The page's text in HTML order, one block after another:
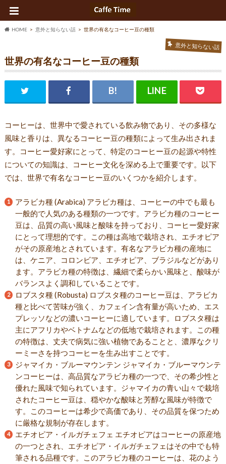
HOME 意外と知らない話 世界の有名なコーヒー豆の種類
意外と知らない話
世界の有名なコーヒー豆の種類
コーヒーは、世界中で愛されている飲み物であり、その多様な
風味と香りは、異なるコーヒー豆の種類によって生み出されま
す。コーヒー愛好家にとって、特定のコーヒー豆の起源や特性
についての知識は、コーヒー文化を深める上で重要です。以下
では、世界で有名なコーヒー豆のいくつかを紹介します。
アラビカ種 (Arabica) アラビカ種は、コーヒーの中でも最も
一般的で人気のある種類の一つです。アラビカ種のコーヒー
豆は、品質の高い風味と酸味を持っており、コーヒー愛好家
にとって理想的です。この種は高地で栽培され、エチオピア
がその原産地とされています。有名なアラビカ種の産地に
は、ケニア、コロンビア、エチオピア、ブラジルなどがあり
ます。アラビカ種の特徴は、繊細で柔らかい風味と、酸味が
バランスよく調和していることです。
ロブスタ種 (Robusta) ロブスタ種のコーヒー豆は、アラビカ
種と比べて苦味が強く、カフェイン含有量が高いため、エス
プレッソなどの濃いコーヒーに適しています。ロブスタ種は
主にアフリカやベトナムなどの低地で栽培されます。この種
の特徴は、丈夫で病気に強い植物であることと、濃厚なクリ
ーミーさを持つコーヒーを生み出すことです。
ジャマイカ・ブルーマウンテン ジャマイカ・ブルーマウンテ
ンコーヒーは、高品質なアラビカ種の一つで、その希少性と
優れた風味で知られています。ジャマイカの青い山々で栽培
されたコーヒー豆は、穏やかな酸味と芳醇な風味が特徴で
す。このコーヒーは希少で高価であり、その品質を保つため
に厳格な規制が存在します。
エチオピア・イルガチェフェ エチオピアはコーヒーの原産地
の一つとされ、エチオピア・イルガチェフェはその中でも特
筆される品種です。このアラビカ種のコーヒーは、花のよう